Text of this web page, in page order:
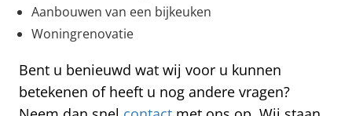
Aanbouwen van een bijkeuken
Woningrenovatie
Bent u benieuwd wat wij voor u kunnen
betekenen of heeft u nog andere vragen?